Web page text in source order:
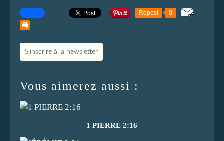
Repost 0
S'inscrire à la newsletter
Vous aimerez aussi :
1 PIERRE 2:16